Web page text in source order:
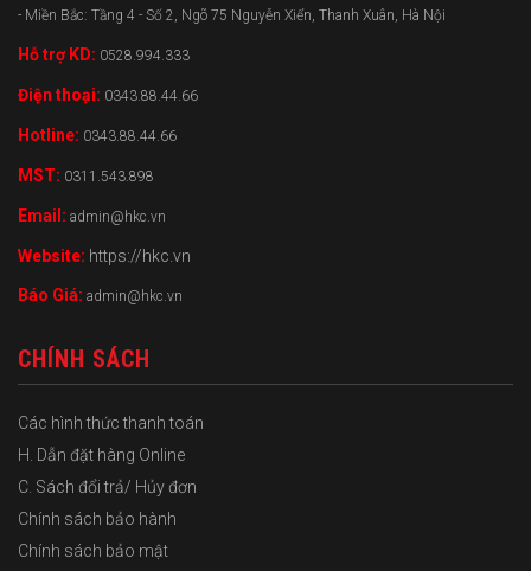
- Miền Bắc: Tầng 4 - Số 2, Ngõ 75 Nguyễn Xiển, Thanh Xuân, Hà Nội
Hỗ trợ KD: 0528.994.333
Điện thoại: 0343.88.44.66
Hotline: 0343.88.44.66
MST: 0311.543.898
Email: admin@hkc.vn
Website: https://hkc.vn
Báo Giá: admin@hkc.vn
CHÍNH SÁCH
Các hình thức thanh toán
H. Dẫn đặt hàng Online
C. Sách đổi trả/ Hủy đơn
Chính sách bảo hành
Chính sách bảo mật